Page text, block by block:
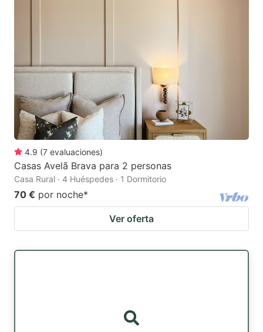
4.9 (7 evaluaciones)
Casas Avelã Brava para 2 personas
Casa Rural · 4 Huéspedes · 1 Dormitorio
70 € por noche*
Ver oferta